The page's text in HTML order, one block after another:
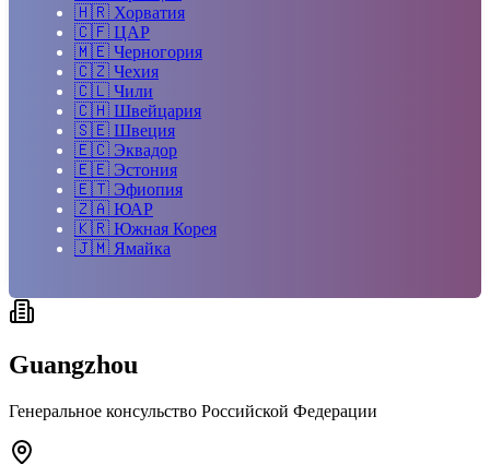
🇭🇷 Хорватия
🇨🇫 ЦАР
🇲🇪 Черногория
🇨🇿 Чехия
🇨🇱 Чили
🇨🇭 Швейцария
🇸🇪 Швеция
🇪🇨 Эквадор
🇪🇪 Эстония
🇪🇹 Эфиопия
🇿🇦 ЮАР
🇰🇷 Южная Корея
🇯🇲 Ямайка
Guangzhou
Генеральное консульство Российской Федерации